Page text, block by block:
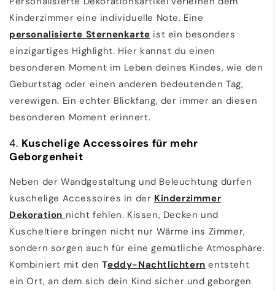
Kinderzimmer eine individuelle Note. Eine
personalisierte Sternenkarte ist ein besonders
einzigartiges Highlight. Hier kannst du einen
besonderen Moment im Leben deines Kindes, wie den
Geburtstag oder einen anderen bedeutenden Tag,
verewigen. Ein echter Blickfang, der immer an diesen
besonderen Moment erinnert.
4. Kuschelige Accessoires für mehr
Geborgenheit
Neben der Wandgestaltung und Beleuchtung dürfen
kuschelige Accessoires in der Kinderzimmer
Dekoration nicht fehlen. Kissen, Decken und
Kuscheltiere bringen nicht nur Wärme ins Zimmer,
sondern sorgen auch für eine gemütliche Atmosphäre.
Kombiniert mit denTeddy-Nachtlichtern entsteht
ein Ort, an dem sich dein Kind sicher und geborgen